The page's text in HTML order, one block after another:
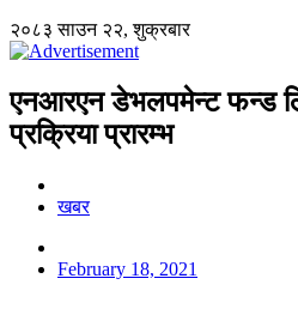
२०८३ साउन २२, शुक्रबार
एनआरएन डेभलपमेन्ट फन्ड
प्रक्रिया प्रारम्भ
खबर
February 18, 2021